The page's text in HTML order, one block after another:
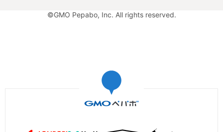
©GMO Pepabo, Inc. All rights reserved.